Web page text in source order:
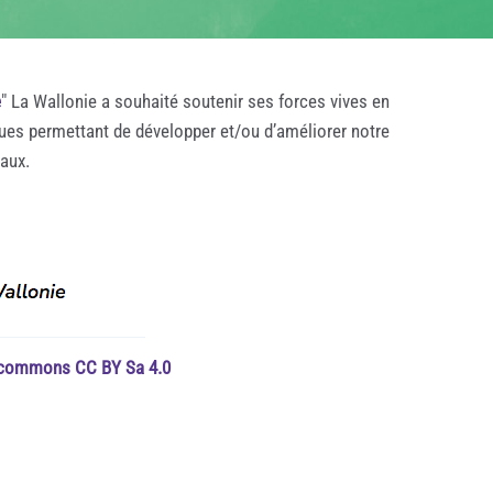
" La Wallonie a souhaité soutenir ses forces vives en
permettant de développer et/ou d’améliorer notre
CC BY Sa 4.0